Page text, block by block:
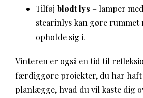
Tilføj blødt lys – lamper
stearinlys kan gøre rummet
opholde sig i.
Vinteren er også en tid til
færdiggøre projekter, du har
planlægge, hvad du vil kaste dig